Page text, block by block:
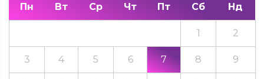
Пн Вт Ср Чт Пт Сб Нд
1 2
3 4 5 6 7 8 9